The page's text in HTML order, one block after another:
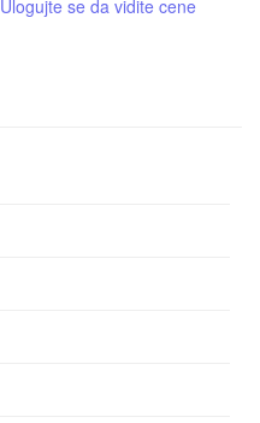
Ulogujte se da vidite cene